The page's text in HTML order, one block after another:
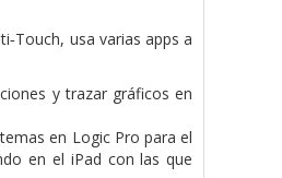
usa varias apps a
y trazar gráficos en
en Logic Pro para el
en el iPad con las que